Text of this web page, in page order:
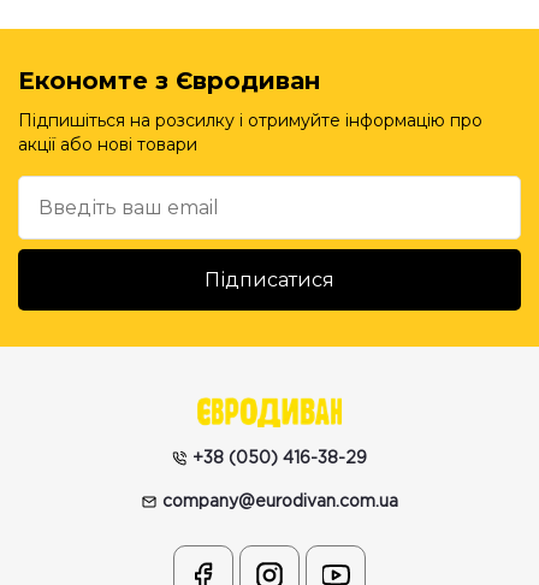
Економте з Євродиван
Підпишіться на розсилку і отримуйте інформацію про
акції або нові товари
+38 (050) 416-38-29
company@eurodivan.com.ua